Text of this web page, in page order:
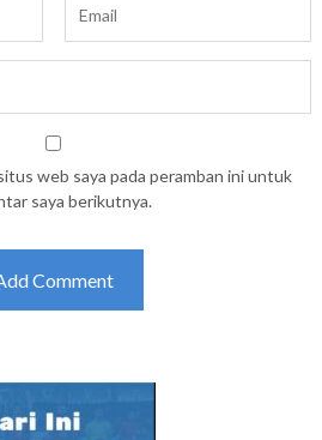
web saya pada peramban ini untuk
saya berikutnya.